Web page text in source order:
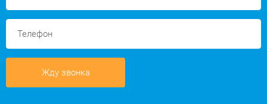
Жду звонка